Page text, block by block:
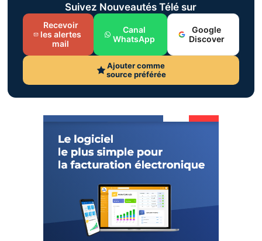
Suivez Nouveautés Télé sur
Recevoir
les alertes
mail
Canal
WhatsApp
Google
Discover
Ajouter comme
source préférée